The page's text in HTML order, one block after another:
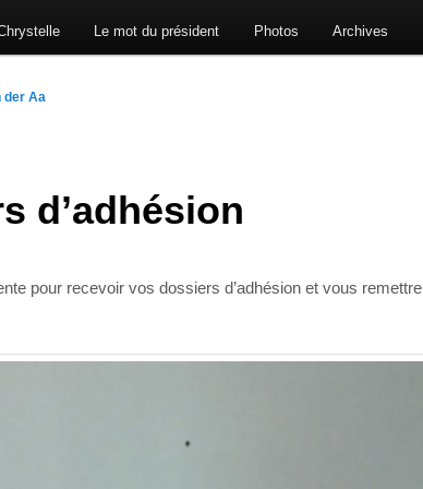
Le mot du président Photos Archives
d’adhésion
der Aa
pour recevoir vos dossiers d’adhésion et vous